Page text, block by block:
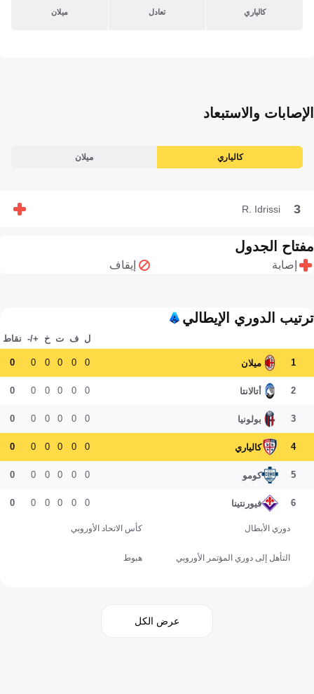
كالياري تعادل ميلان
الإصابات والاستبعاد
كالياري ميلان
3
R. Idrissi
مفتاح الجدول
إصابة إيقاف
ترتيب الدوري الإيطالي
ل ف ت خ +/- نقاط
1 ميلان 0
0
0
0
0
0
2 أتالانتا 0
0
0
0
0
0
3 بولونيا 0
0
0
0
0
0
4 كالياري 0
0
0
0
0
0
5 كومو 0
0
0
0
0
0
6 فيورنتينا 0
0
0
0
0
0
دوري الأبطال كأس الاتحاد الأوروبي
التأهل إلى دوري المؤتمر الأوروبي هبوط
عرض الكل